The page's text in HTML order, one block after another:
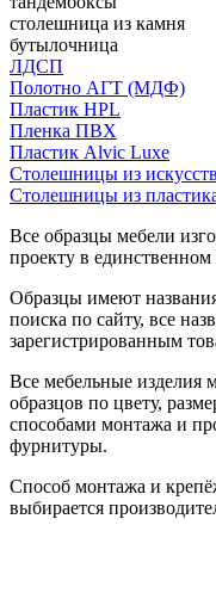
столешница из камня
бутылочница
ЛДСП
Полотно АГТ (МДФ)
Пластик HPL
Пленка ПВХ
Пластик Alvic Luxe
Столешницы из
Столешницы из
Все образцы мебели
проекту в единственном
Образцы имеют
поиска по сайту, все
зарегистрированным
Все мебельные изделия
образцов по цвету,
способами монтажа и
фурнитуры.
Способ монтажа и
выбирается